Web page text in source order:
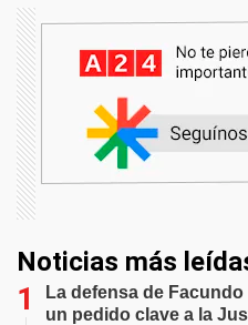
Noticias más
La defensa de
un pedido clave a la